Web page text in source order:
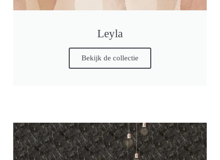
Leyla
Bekijk de collectie